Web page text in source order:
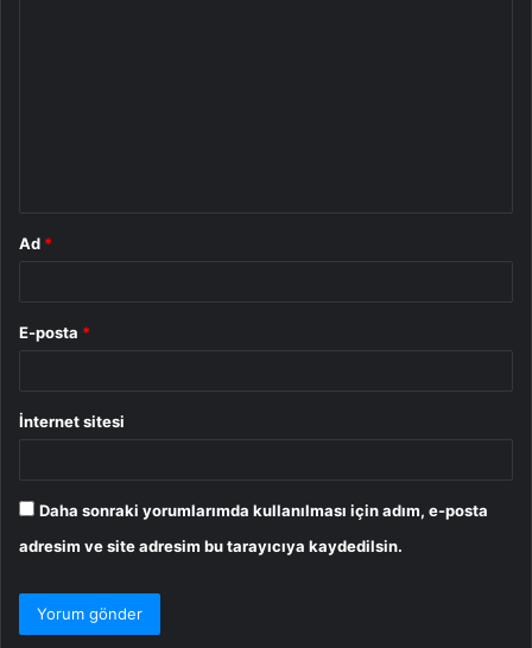
Ad *
E-posta *
İnternet sitesi
Daha sonraki yorumlarımda kullanılması için adım, e-posta
adresim ve site adresim bu tarayıcıya kaydedilsin.